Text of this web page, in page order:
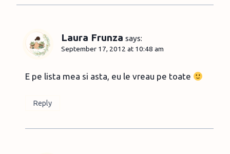
Laura Frunza says:
September 17, 2012 at 10:48 am
E pe lista mea si asta, eu le vreau pe toate
Reply